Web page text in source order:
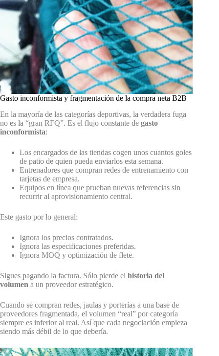
Gasto inconformista y fragmentación de la compra neta B2B
En la mayoría de las categorías deportivas, la verdadera fuga
no es la “gran RFQ”. Es el flujo constante de gasto
inconformista:
Los encargados de las tiendas cogen unos cuantos goles
de patio de quien pueda enviarlos esta semana.
Entrenadores que compran redes de entrenamiento con
tarjetas de empresa.
Equipos en línea que prueban nuevas referencias sin
recurrir al aprovisionamiento central.
Este gasto por lo general:
Ignora los precios contratados.
Ignora las especificaciones preferidas.
Ignora MOQ y optimización de flete.
Sigues pagando la factura. Sólo pierde el historia del
volumen a un proveedor estratégico.
Cuando se compran redes, jaulas y porterías a una base de
proveedores fragmentada, el volumen “real” por categoría
siempre es inferior al real. Así que cada negociación empieza
siendo más débil de lo que debería.